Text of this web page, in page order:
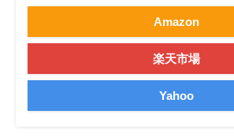
Amazon
楽天市場
Yahoo